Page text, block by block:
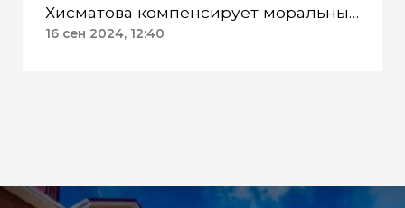
Хисматова компенсирует моральные
страдания экс-вице-мэру Федорусу
16 сен 2024, 12:40